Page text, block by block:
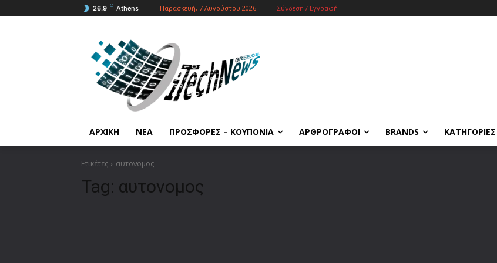
26.9 C Athens Παρασκευή, 7 Αυγούστου 2026 Σύνδεση / Εγγραφή
ΑΡΧΙΚΗ ΝΕΑ ΠΡΟΣΦΟΡΕΣ – ΚΟΥΠΟΝΙΑ ΑΡΘΡΟΓΡΑΦΟΙ BRANDS ΚΑΤΗΓΟΡΙΕΣ
Ετικέτες αυτονομος
Tag: αυτονομος